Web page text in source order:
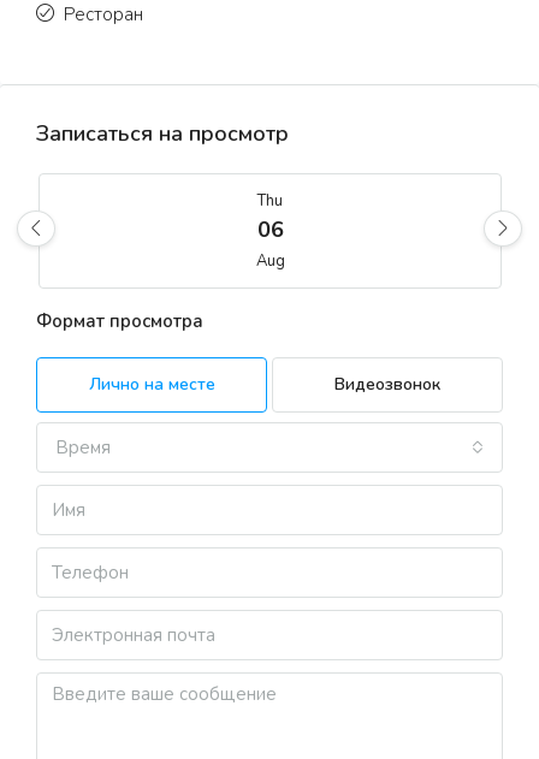
Ресторан
Записаться на просмотр
Thu
06
Aug
07
08
09
Формат просмотра
Лично на месте Видеозвонок
Время